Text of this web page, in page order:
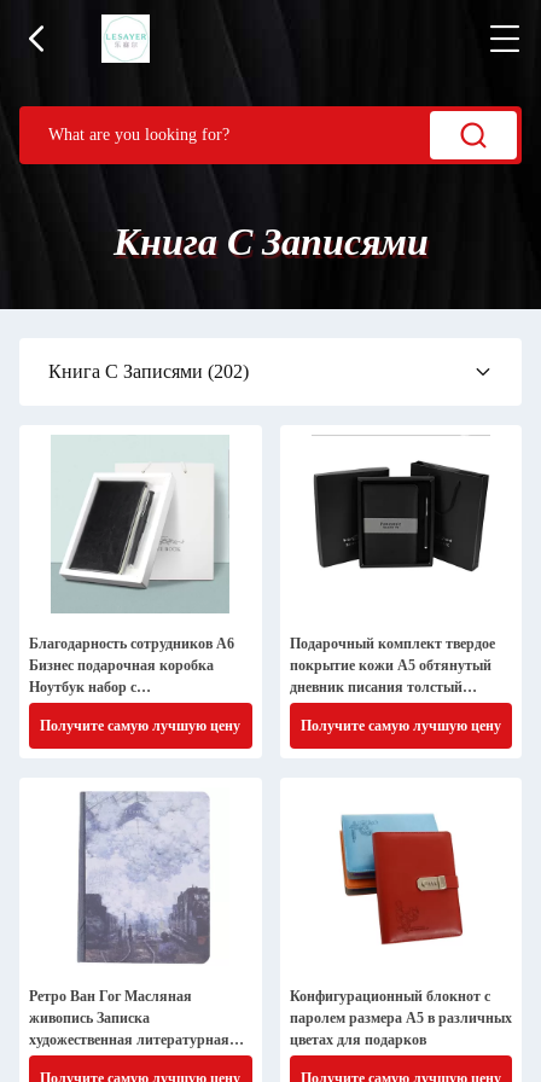
Книга С Записями
Книга С Записями (202)
Благодарность сотрудников A6
Бизнес подарочная коробка
Ноутбук набор с
индивидуальным логотипом
Получите самую лучшую цену
Подарочный комплект твердое
покрытие кожи A5 обтянутый
дневник писания толстый
классический рулевой блокнот с
ручкой
Получите самую лучшую цену
Ретро Ван Гог Масляная
живопись Записка
художественная литературная
записка для продвижения
Получите самую лучшую цену
Конфигурационный блокнот с
паролем размера А5 в различных
цветах для подарков
Получите самую лучшую цену